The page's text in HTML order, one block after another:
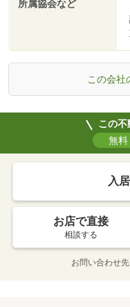
所属協会など
この会社
この不
無料
入
お店で直接
相談する
お問い合わせ先